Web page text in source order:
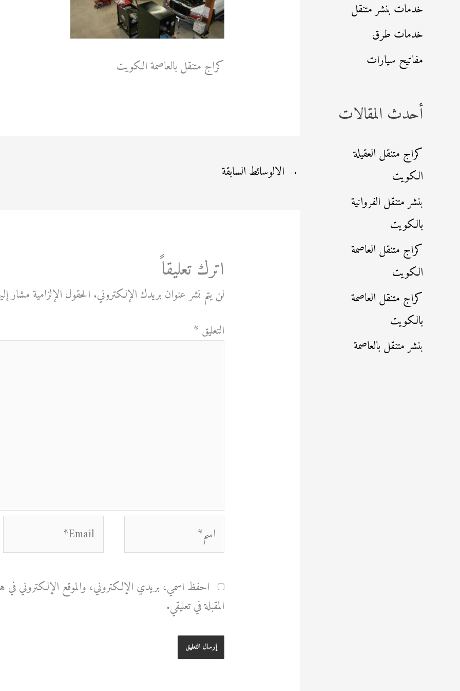
خدمات بنشر متنقل
خدمات طرق
مفاتيح سيارات
أحدث المقالات
كراج متنقل العقيلة
الكويت
بنشر متنقل الفروانية
بالكويت
كراج متنقل العاصمة
الكويت
كراج متنقل العاصمة
بالكويت
بنشر متنقل بالعاصمة
كراج متنقل بالعاصمة الكويت
→ الالوسائط السابقة
اترك تعليقاً
لن يتم نشر عنوان بريدك الإلكتروني. الحقول الإلزامية مشار
التعليق *
اسم* Email*
احفظ اسمي، بريدي الإلكتروني، والموقع الإلكتروني في
المقبلة في تعليقي.